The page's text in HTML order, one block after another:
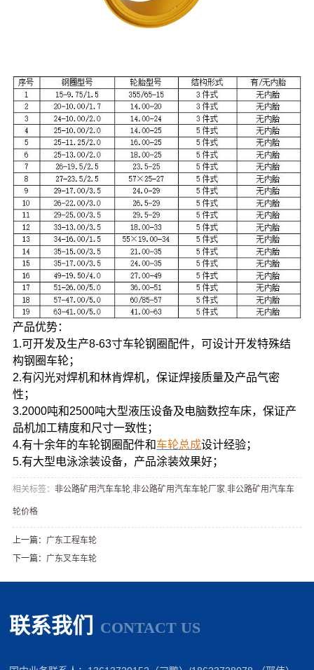
产品优势：
1.可开发及生产8-63寸车轮钢圈配件，可设计开发特殊结
构钢圈车轮；
2.有闪光对焊机和林肯焊机，保证焊接质量及产品气密
性；
3.2000吨和2500吨大型液压设备及电脑数控车床，保证产
品机加工精度和尺寸一致性；
4.有十余年的车轮钢圈配件和车轮总成设计经验；
5.有大型电泳涂装设备，产品涂装效果好；
相关标签：非公路矿用汽车车轮,非公路矿用汽车车轮厂家,非公路矿用汽车车
轮价格
上一篇： 广东工程车轮
下一篇： 广东叉车车轮
联系我们 CONTACT US